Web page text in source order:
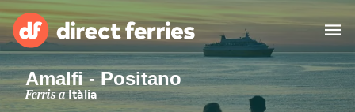
Països
Amalfi - Positano
Ferris aItàlia